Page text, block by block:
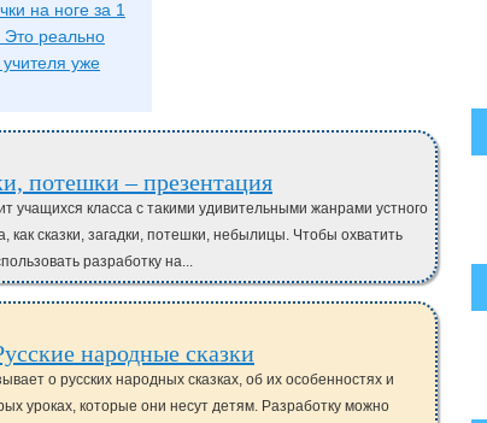
на ноге за 1
реально
уже
потешки – презентация
учащихся класса с такими удивительными жанрами устного
как сказки, загадки, потешки, небылицы. Чтобы охватить
разработку на...
народные сказки
о русских народных сказках, об их особенностях и
уроках, которые они несут детям. Разработку можно